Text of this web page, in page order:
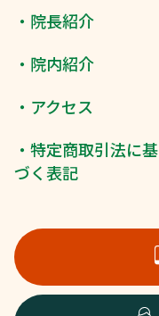
・院長紹介
・院内紹介
・アクセス
・特定商取引法に基
づく表記